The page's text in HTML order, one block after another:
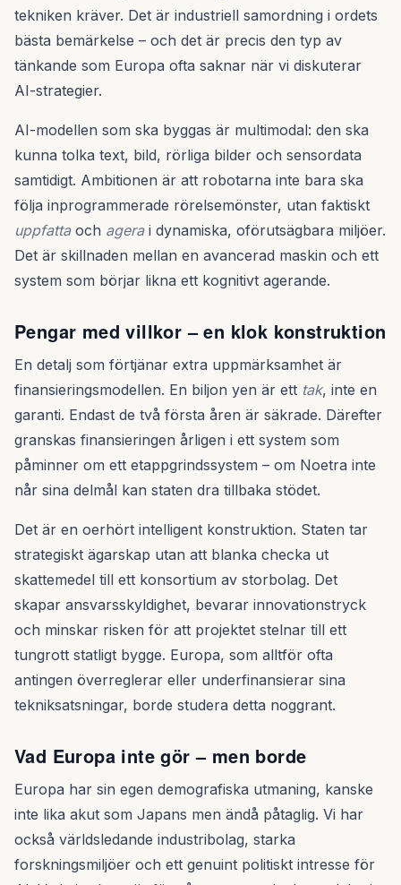
tekniken kräver. Det är industriell samordning i ordets
bästa bemärkelse – och det är precis den typ av
tänkande som Europa ofta saknar när vi diskuterar
AI-strategier.
AI-modellen som ska byggas är multimodal: den ska
kunna tolka text, bild, rörliga bilder och sensordata
samtidigt. Ambitionen är att robotarna inte bara ska
följa inprogrammerade rörelsemönster, utan faktiskt
uppfattaoch agerai dynamiska, oförutsägbara miljöer.
Det är skillnaden mellan en avancerad maskin och ett
system som börjar likna ett kognitivt agerande.
Pengar med villkor – en klok konstruktion
En detalj som förtjänar extra uppmärksamhet är
finansieringsmodellen. En biljon yen är ett tak, inte en
garanti. Endast de två första åren är säkrade. Därefter
granskas finansieringen årligen i ett system som
påminner om ett etappgrindssystem – om Noetra inte
når sina delmål kan staten dra tillbaka stödet.
Det är en oerhört intelligent konstruktion. Staten tar
strategiskt ägarskap utan att blanka checka ut
skattemedel till ett konsortium av storbolag. Det
skapar ansvarsskyldighet, bevarar innovationstryck
och minskar risken för att projektet stelnar till ett
tungrott statligt bygge. Europa, som alltför ofta
antingen överreglerar eller underfinansierar sina
tekniksatsningar, borde studera detta noggrant.
Vad Europa inte gör – men borde
Europa har sin egen demografiska utmaning, kanske
inte lika akut som Japans men ändå påtaglig. Vi har
också världsledande industribolag, starka
forskningsmiljöer och ett genuint politiskt intresse för